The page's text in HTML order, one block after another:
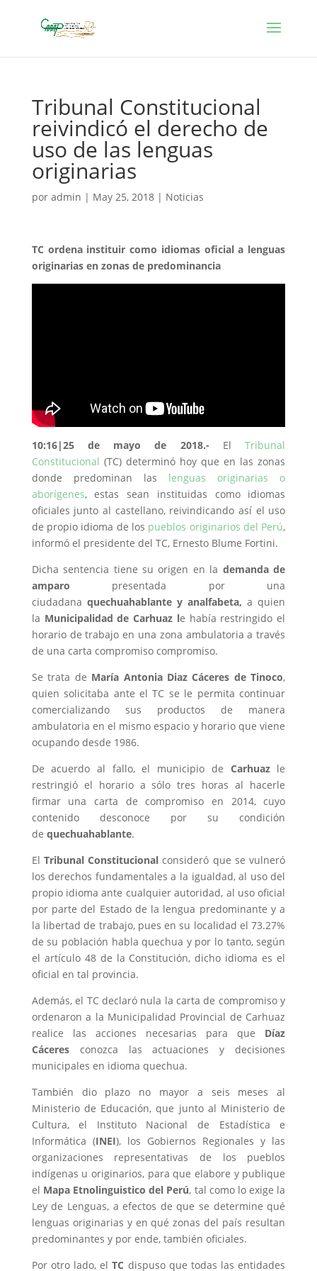
Tribunal Constitucional
reivindicó el derecho de
uso de las lenguas
originarias
por admin | May 25, 2018| Noticias
​TC ordena instituir como idiomas oficial a lenguas
originarias en zonas de predominancia
10:16|25 de mayo de 2018.- ElTribunal
Constitucional (TC) determinó hoy que en las zonas
donde predominan las lenguas originarias o
aborígenes, estas sean instituidas como idiomas
oficiales junto al castellano, reivindicando así el uso
de propio idioma de los pueblos originarios del Perú,
informó el presidente del TC, Ernesto Blume Fortini.
Dicha sentencia tiene su origen en la demanda de
amparo presentada por una
ciudadana quechuahablante y analfabeta, a quien
la Municipalidad deCarhuaz le había restringido el
horario de trabajo en una zona ambulatoria a través
de una carta compromiso compromiso.
Se trata de María Antonia Diaz Cáceres de Tinoco,
quien solicitaba ante el TC se le permita continuar
comercializando sus productos de manera
ambulatoria en el mismo espacio y horario que viene
ocupando desde 1986.
De acuerdo al fallo, el municipio de Carhuaz le
restringió el horario a sólo tres horas al hacerle
firmar una carta de compromiso en 2014, cuyo
contenido desconoce por su condición
de quechuahablante.
ElTribunal Constitucional consideró que se vulneró
los derechos fundamentales a la igualdad, al uso del
propio idioma ante cualquier autoridad, al uso oficial
por parte del Estado de la lengua predominante y a
la libertad de trabajo, pues en su localidad el 73.27%
de su población habla quechua y por lo tanto, según
el artículo 48 de la Constitución, dicho idioma es el
oficial en tal provincia.
Además, el TC declaró nula la carta de compromiso y
ordenaron a la Municipalidad Provincial de Carhuaz
realice las acciones necesarias para que Díaz
Cáceresconozca las actuaciones y decisiones
municipales en idioma quechua.
También dio plazo no mayor a seis meses al
Ministerio de Educación, que junto al Ministerio de
Cultura, el Instituto Nacional de Estadística e
Informática (INEI), los Gobiernos Regionales y las
organizaciones representativas de los pueblos
indígenas u originarios, para que elabore y publique
el Mapa Etnolinguistico del Perú, tal como lo exige la
Ley de Lenguas, a efectos de que se determine qué
lenguas originarias y en qué zonas del país resultan
predominantes y por ende, también oficiales.
Por otro lado, elTC dispuso que todas las entidades